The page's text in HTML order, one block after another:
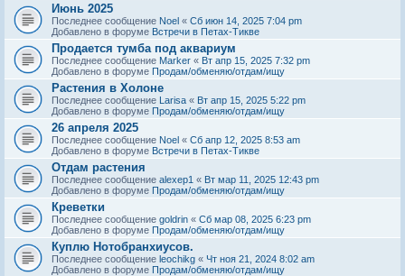
Июнь 2025
Последнее сообщение Noel « Сб июн 14, 2025 7:04 pm
Добавлено в форуме Встречи в Петах-Тикве
Продается тумба под аквариум
Последнее сообщение Marker « Вт апр 15, 2025 7:32 pm
Добавлено в форуме Продам/обменяю/отдам/ищу
Растения в Холоне
Последнее сообщение Larisa « Вт апр 15, 2025 5:22 pm
Добавлено в форуме Продам/обменяю/отдам/ищу
26 апреля 2025
Последнее сообщение Noel « Сб апр 12, 2025 8:53 am
Добавлено в форуме Встречи в Петах-Тикве
Отдам растения
Последнее сообщение alexep1 « Вт мар 11, 2025 12:43 pm
Добавлено в форуме Продам/обменяю/отдам/ищу
Креветки
Последнее сообщение goldrin « Сб мар 08, 2025 6:23 pm
Добавлено в форуме Продам/обменяю/отдам/ищу
Куплю Нотобранхиусов.
Последнее сообщение leochikg « Чт ноя 21, 2024 8:02 am
Добавлено в форуме Продам/обменяю/отдам/ищу